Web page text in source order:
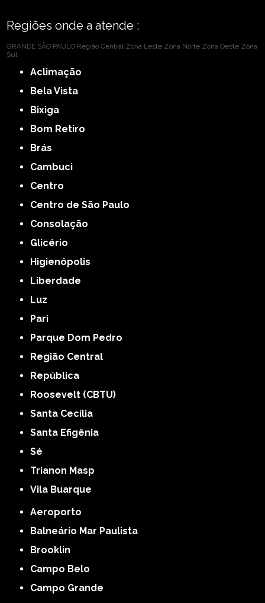
Regiões onde a atende :
GRANDE SÃO PAULO Região Central Zona Leste Zona Norte Zona Oeste Zona
Sul
Aclimação
Bela Vista
Bixiga
Bom Retiro
Brás
Cambuci
Centro
Centro de São Paulo
Consolação
Glicério
Higienópolis
Liberdade
Luz
Pari
Parque Dom Pedro
Região Central
República
Roosevelt (CBTU)
Santa Cecília
Santa Efigênia
Sé
Trianon Masp
Vila Buarque
Aeroporto
Balneário Mar Paulista
Brooklin
Campo Belo
Campo Grande